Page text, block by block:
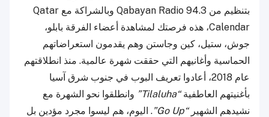
بتنظيم من Qabayan Radio 94.3 وبالشراكة مع Qatar
Calendar، هذه فرصتك لمشاهدة أعضاء الفرقة بابلو،
جوش، ستيل، كين وجاستن وهم يقدمون استعراضاتهم
الحماسية وأغانيهم التي حققت شهرة عالمية. منذ انطلاقتهم
عام 2018، أعادوا تعريف البوب في جنوب شرق آسيا
بأغنيتهم العاطفية“Tilaluha”
وانطلقوا نحو الشهرة مع
نشيدهم الشهير“Go Up”
. اليوم، هم ليسوا مجرد مؤدين بل